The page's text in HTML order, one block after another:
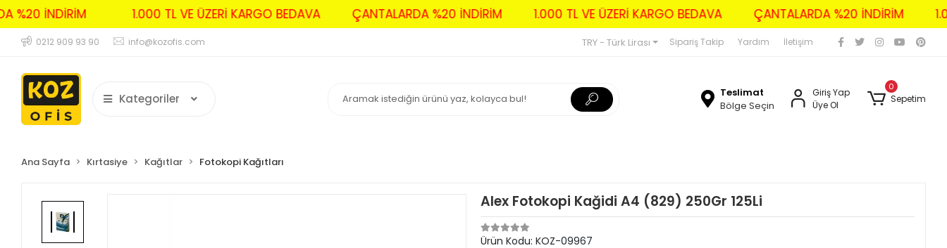
%20 İNDİRİM 1.000 TL VE ÜZERİ KARGO BEDAVA ÇANTALARDA %20 İNDİRİM 1.000 TL VE ÜZERİ KARGO BEDAVA ÇANTALARDA %20 İNDİRİM
0212 909 93 90 info@kozofis.com TRY - Türk Lirası Sipariş Takip Yardım İletişim
Kategoriler
Teslimat
Bölge Seçin
Giriş Yap
Üye Ol
0
Sepetim
Ana Sayfa Kırtasiye Kağıtlar Fotokopi Kağıtları
Alex Fotokopi Kağidi A4 (829) 250Gr 125Li
Ürün Kodu: KOZ-09967